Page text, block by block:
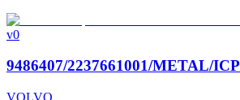
v0
9486407/2237661001/METAL/ICP